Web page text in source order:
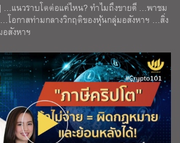
…แนวราบโตต่อแค่ไหน? ทำไมถึงขายดี …พาชม
…โอกาสท่ามกลางวิกฤติของหุ้นกลุ่มอสังหาฯ …สิ่ง
สังหาฯ